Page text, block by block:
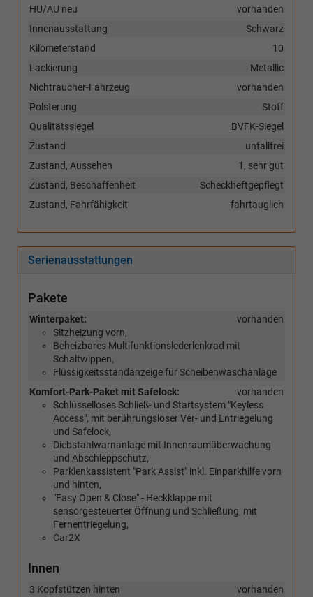
vorhanden
HU/AU neu
Schwarz
Innenausstattung
10
Kilometerstand
Metallic
Lackierung
vorhanden
Nichtraucher-Fahrzeug
Stoff
Polsterung
BVFK-Siegel
Qualitätssiegel
unfallfrei
Zustand
1, sehr gut
Zustand, Aussehen
Scheckheftgepflegt
Zustand, Beschaffenheit
fahrtauglich
Zustand, Fahrfähigkeit
Serienausstattungen
Pakete
vorhanden
Winterpaket:
Sitzheizung vorn,
Beheizbares Multifunktionslederlenkrad mit
Schaltwippen,
Flüssigkeitsstandanzeige für Scheibenwaschanlage
vorhanden
Komfort-Park-Paket mit Safelock:
Schlüsselloses Schließ- und Startsystem "Keyless
Access", mit berührungsloser Ver- und Entriegelung
und Safelock,
Diebstahlwarnanlage mit Innenraumüberwachung
und Abschleppschutz,
Parklenkassistent "Park Assist" inkl. Einparkhilfe vorn
und hinten,
"Easy Open & Close" - Heckklappe mit
sensorgesteuerter Öffnung und Schließung, mit
Fernentriegelung,
Car2X
Innen
vorhanden
3 Kopfstützen hinten